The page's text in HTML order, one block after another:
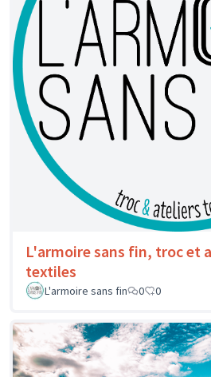
L'armoire sans fin, troc et
textiles
L'armoire sans fin
0 0